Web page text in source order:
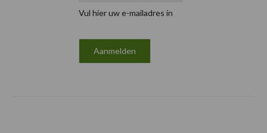
Vul hier uw e-mailadres in